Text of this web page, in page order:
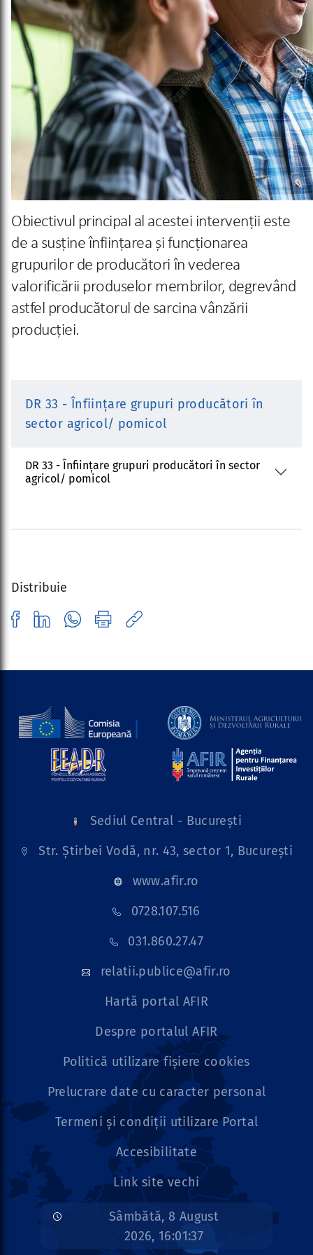
Obiectivul principal al acestei intervenţii este
de a susţine înfiinţarea şi funcţionarea
grupurilor de producători în vederea
valorificării produselor membrilor, degrevând
astfel producătorul de sarcina vânzării
producției.
DR 33 - Înființare grupuri producători în
sector agricol/ pomicol
DR 33 - Înființare grupuri producători în sector
agricol/ pomicol
Distribuie
Sâmbătă, 8 August
2026, 16:01:37
Hartă portal AFIR
Despre portalul AFIR
Politică utilizare fișiere cookies
Prelucrare date cu caracter personal
Termeni și condiții utilizare Portal
Accesibilitate
Link site vechi
Sediul Central - București
Str. Știrbei Vodă, nr. 43, sector 1, București
www.afir.ro
0728.107.516
031.860.27.47
relatii.publice@afir.ro